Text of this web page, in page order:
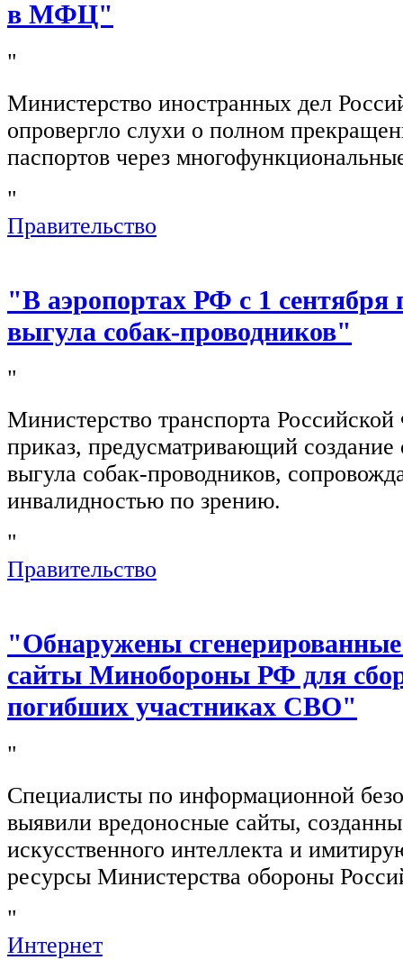
в МФЦ"
"
Министерство иностранных дел
опровергло слухи о полном
паспортов через
"
Правительство
"В аэропортах РФ с 1 сентября
выгула собак-проводников"
"
Министерство транспорта
приказ, предусматривающий создание
выгула собак-проводников,
инвалидностью по зрению.
"
Правительство
"Обнаружены
сайты Минобороны РФ для
погибших участниках СВО"
"
Специалисты по информационной
выявили вредоносные сайты,
искусственного интеллекта и
ресурсы Министерства обороны
"
Интернет